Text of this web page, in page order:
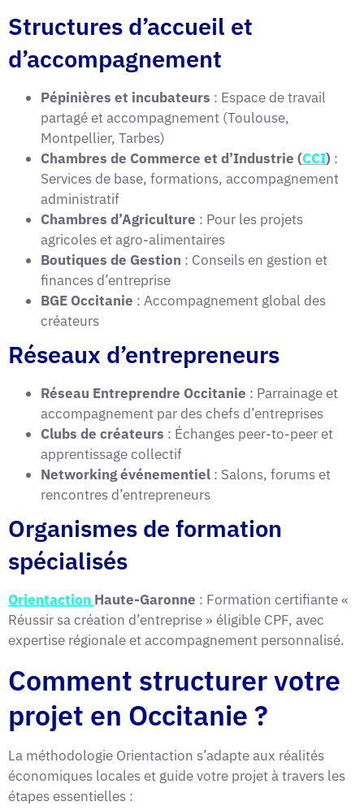
Structures d’accueil et
d’accompagnement
Pépinières et incubateurs : Espace de travail
partagé et accompagnement (Toulouse,
Montpellier, Tarbes)
Chambres de Commerce et d’Industrie (CCI) :
Services de base, formations, accompagnement
administratif
Chambres d’Agriculture : Pour les projets
agricoles et agro-alimentaires
Boutiques de Gestion : Conseils en gestion et
finances d’entreprise
BGE Occitanie : Accompagnement global des
créateurs
Réseaux d’entrepreneurs
Réseau Entreprendre Occitanie : Parrainage et
accompagnement par des chefs d’entreprises
Clubs de créateurs : Échanges peer-to-peer et
apprentissage collectif
Networking événementiel : Salons, forums et
rencontres d’entrepreneurs
Organismes de formation
spécialisés
Orientaction Haute-Garonne : Formation certifiante «
Réussir sa création d’entreprise » éligible CPF, avec
expertise régionale et accompagnement personnalisé.
Comment structurer votre
projet en Occitanie ?
La méthodologie Orientaction s’adapte aux réalités
économiques locales et guide votre projet à travers les
étapes essentielles :